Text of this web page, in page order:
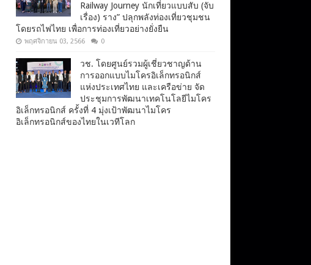
Railway Journey นักเที่ยวแบบสับ (จับ
เรื่อง) ราง” ปลุกพลังท่องเที่ยวชุมชน
โดยรถไฟไทย เพื่อการท่องเที่ยวอย่างยั่งยืน
พฤศจิกายน 03, 2566 0
วช. โดยศูนย์รวมผู้เชี่ยวชาญด้าน
การออกแบบไมโครอิเล็กทรอนิกส์
แห่งประเทศไทย และเครือข่าย จัด
ประชุมการพัฒนาเทคโนโลยีไมโคร
อิเล็กทรอนิกส์ ครั้งที่ 4 มุ่งเป้าพัฒนาไมโคร
อิเล็กทรอนิกส์ของไทยในเวทีโลก